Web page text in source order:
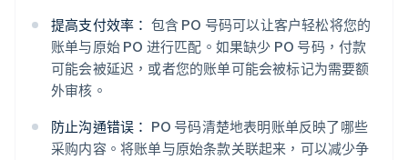
提高支付效率： 包含 PO 号码可以让客户轻松将您的
账单与原始 PO 进行匹配。如果缺少 PO 号码，付款
可能会被延迟，或者您的账单可能会被标记为需要额
外审核。
防止沟通错误： PO 号码清楚地表明账单反映了哪些
采购内容。将账单与原始条款关联起来，可以减少争